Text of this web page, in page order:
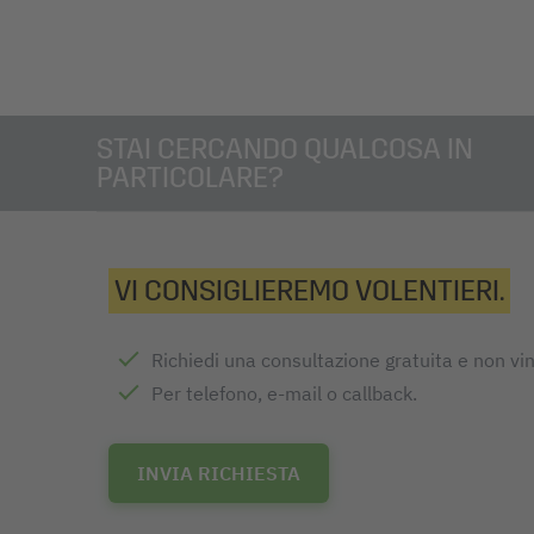
STAI CERCANDO QUALCOSA IN
PARTICOLARE?
VI CONSIGLIEREMO VOLENTIERI.
Richiedi una consultazione gratuita e non
Per telefono, e-mail o callback.
INVIA RICHIESTA